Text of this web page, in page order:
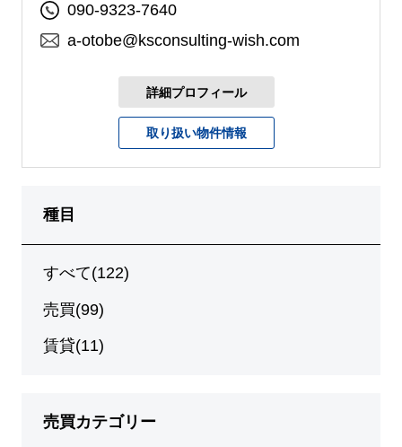
090-9323-7640
a-otobe@ksconsulting-wish.com
詳細プロフィール
取り扱い物件情報
種目
すべて(122)
売買(99)
賃貸(11)
売買カテゴリー